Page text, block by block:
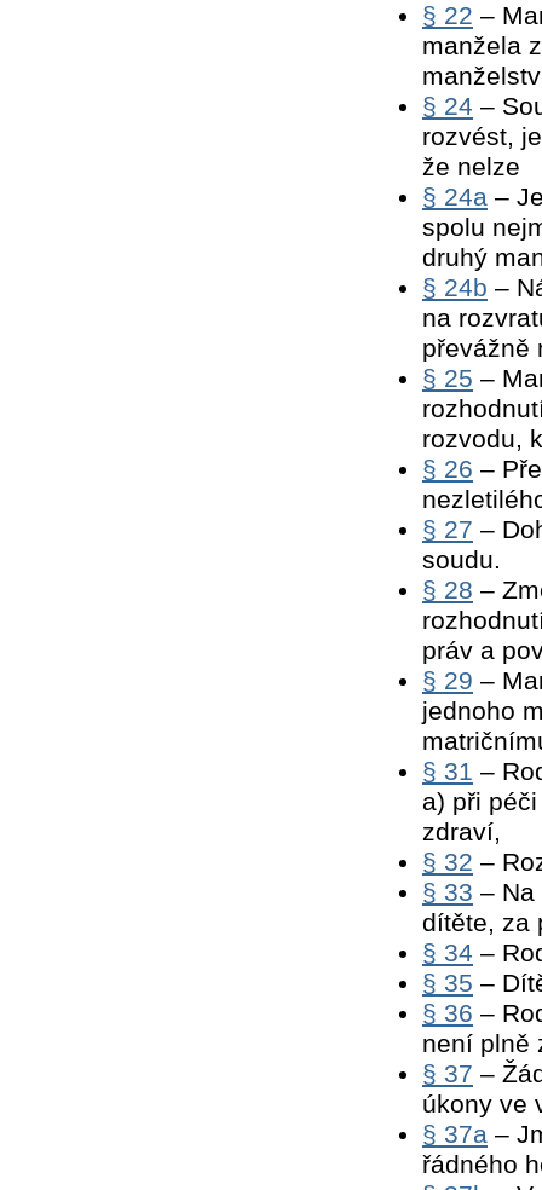
§ 22 –
manžela
§ 24 –
rozvést,
že nelze
§ 24a–
spolu
druhý
§ 24b –
na
převážně
§ 25 –
rozvodu,
§ 26 –
§ 27 –
soudu.
§ 28 –
práv a
§ 29 –
jednoho
§ 31 –
a) při
zdraví,
§ 32 –
§ 33 – Na
dítěte, za
§ 34 –
§ 35 –
§ 36 –
není plně
§ 37 –
úkony ve
§ 37a–
řádného